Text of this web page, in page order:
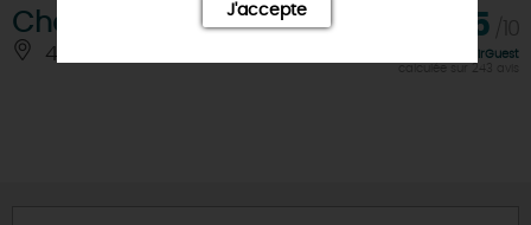
Chez Henri II
45190 - BEAUGENCY
9,5
Note FairGuest
calculée sur 243 avis
J'accepte